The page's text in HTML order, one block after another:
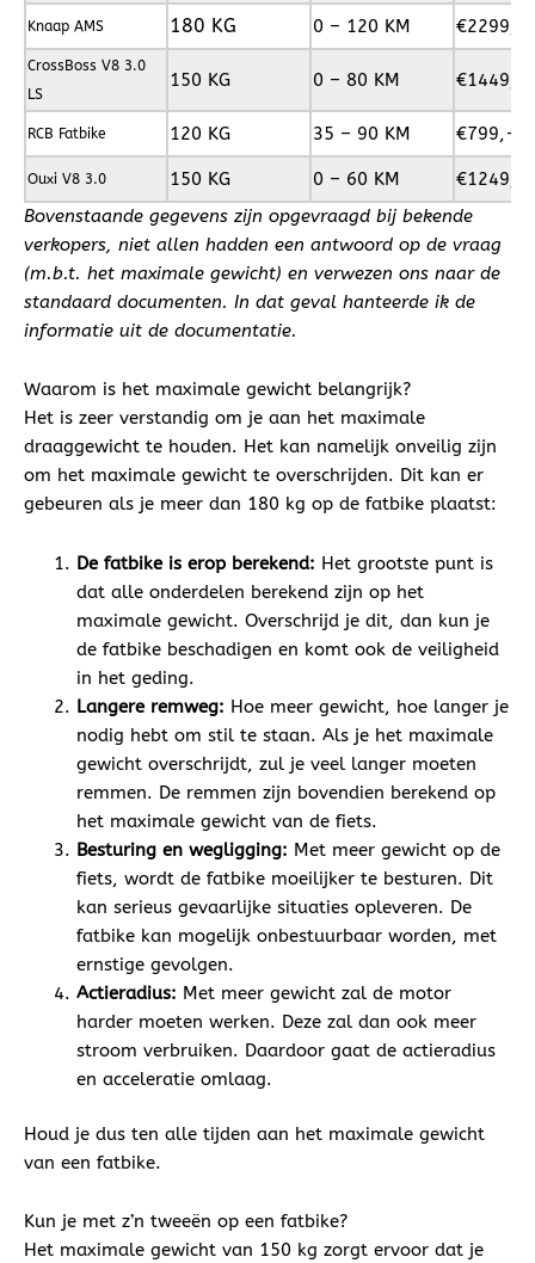
Knaap AMS 180 KG 0 – 120 KM €2299,-
CrossBoss V8 3.0
LS
150 KG 0 – 80 KM €1449,-
RCB Fatbike 120 KG 35 – 90 KM €799,-
Ouxi V8 3.0 150 KG 0 – 60 KM €1249,-
Bovenstaande gegevens zijn opgevraagd bij bekende
verkopers, niet allen hadden een antwoord op de vraag
(m.b.t. het maximale gewicht) en verwezen ons naar de
standaard documenten. In dat geval hanteerde ik de
informatie uit de documentatie.
Waarom is het maximale gewicht belangrijk?
Het is zeer verstandig om je aan het maximale
draaggewicht te houden. Het kan namelijk onveilig zijn
om het maximale gewicht te overschrijden. Dit kan er
gebeuren als je meer dan 180 kg op de fatbike plaatst:
De fatbike is erop berekend: Het grootste punt is
dat alle onderdelen berekend zijn op het
maximale gewicht. Overschrijd je dit, dan kun je
de fatbike beschadigen en komt ook de veiligheid
in het geding.
Langere remweg: Hoe meer gewicht, hoe langer je
nodig hebt om stil te staan. Als je het maximale
gewicht overschrijdt, zul je veel langer moeten
remmen. De remmen zijn bovendien berekend op
het maximale gewicht van de fiets.
Besturing en wegligging: Met meer gewicht op de
fiets, wordt de fatbike moeilijker te besturen. Dit
kan serieus gevaarlijke situaties opleveren. De
fatbike kan mogelijk onbestuurbaar worden, met
ernstige gevolgen.
Actieradius: Met meer gewicht zal de motor
harder moeten werken. Deze zal dan ook meer
stroom verbruiken. Daardoor gaat de actieradius
en acceleratie omlaag.
Houd je dus ten alle tijden aan het maximale gewicht
van een fatbike.
Kun je met z’n tweeën op een fatbike?
Het maximale gewicht van 150 kg zorgt ervoor dat je